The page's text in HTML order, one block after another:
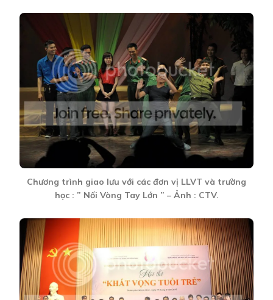
Chương trình giao lưu với các đơn vị LLVT và trường
học : ” Nối Vòng Tay Lớn ” – Ảnh : CTV.